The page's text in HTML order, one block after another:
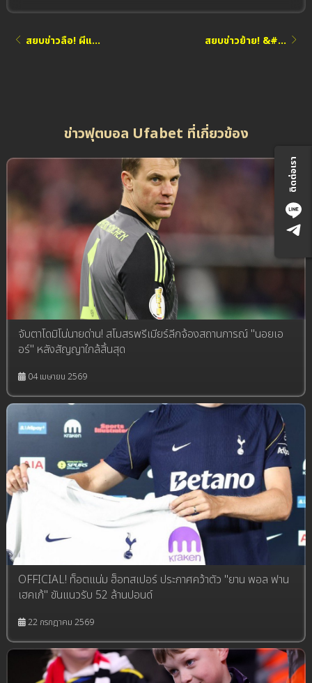
สยบข่าวลือ! ผีแ... สยบข่าวย้าย! &#...
ข่าวฟุตบอล Ufabet ที่เกี่ยวข้อง
จับตาโดมิโน่นายด่าน! สโมสรพรีเมียร์ลีกจ้องสถานการณ์ "นอยเอ
อร์" หลังสัญญาใกล้สิ้นสุด
04 เมษายน 2569
OFFICIAL! ท็อตแน่ม ฮ็อทสเปอร์ ประกาศคว้าตัว "ยาน พอล ฟาน
เฮคเก้" ขันแนวรับ 52 ล้านปอนด์
22 กรกฎาคม 2569
ติดต่อเรา